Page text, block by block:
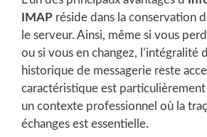
IMAP réside dans la conservation
le serveur. Ainsi, même si vous
ou si vous en changez, l’intégralité
historique de messagerie reste
caractéristique est
un contexte professionnel où la
échanges est essentielle.